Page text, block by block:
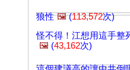
狼性 🖼️(113,572次)
怪不得！江想用這手整
🖼️ (43,162次)